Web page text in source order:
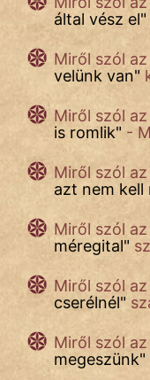
által vész el"
Miről szól az
velünk van"
Miről szól az
is romlik" -
Miről szól az
azt nem kell
Miről szól az
méregital"
Miről szól az
cserélnél"
Miről szól az
megeszünk"